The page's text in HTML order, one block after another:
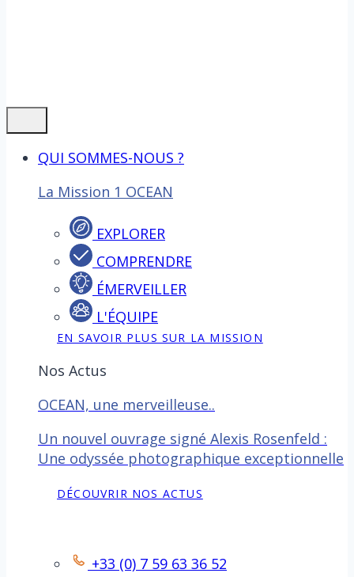
QUI SOMMES-NOUS ?
La Mission 1 OCEAN
EXPLORER
COMPRENDRE
ÉMERVEILLER
L'ÉQUIPE
EN SAVOIR PLUS SUR LA MISSION
Nos Actus
OCEAN, une merveilleuse..
Un nouvel ouvrage signé Alexis Rosenfeld :
Une odyssée photographique exceptionnelle
DÉCOUVRIR NOS ACTUS
+33 (0) 7 59 63 36 52